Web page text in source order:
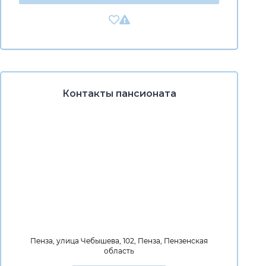
Контакты пансионата
Пенза, улица Чебышева, 102, Пенза, Пензенская
область